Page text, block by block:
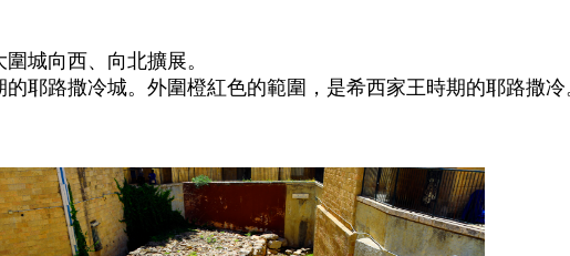
城向西、向北擴展。
耶路撒冷城。外圍橙紅色的範圍，是希西家王時期的耶路撒